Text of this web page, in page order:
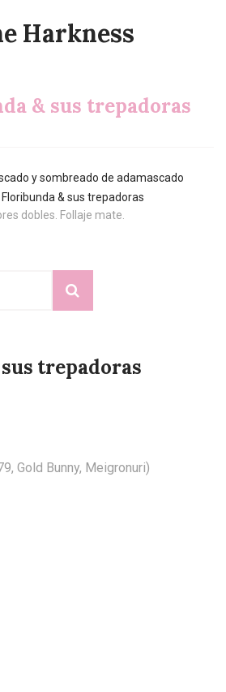
Harkness
& sus trepadoras
y sombreado de adamascado
Floribunda & sus trepadoras
dobles. Follaje mate.
trepadoras
Gold Bunny, Meigronuri)